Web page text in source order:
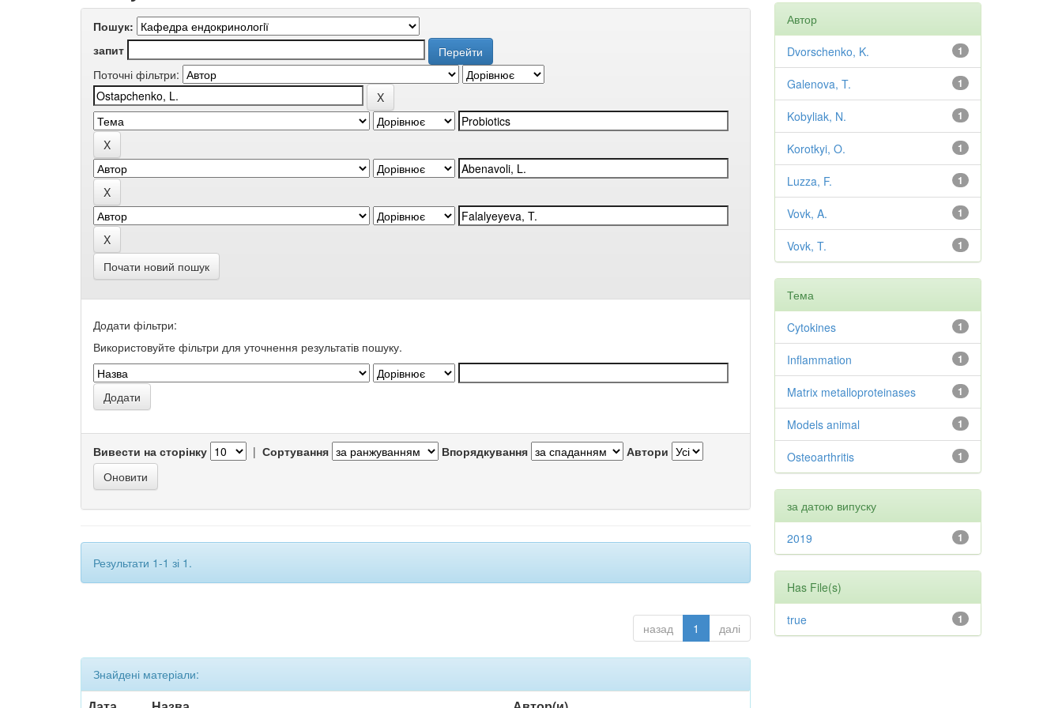
Пошук:
запит
Поточні фільтри:
Почати новий пошук
Додати фільтри:
Використовуйте фільтри для уточнення результатів пошуку.
Вивести на сторінку | Сортування Впорядкування Автори
Результати 1-1 зі 1.
назад 1 далі
Знайдені матеріали:
Автор
1
Dvorschenko, K.
1
Galenova, T.
1
Kobyliak, N.
1
Korotkyi, O.
1
Luzza, F.
1
Vovk, A.
1
Vovk, T.
Тема
1
Cytokines
1
Inflammation
1
Matrix metalloproteinases
1
Models animal
1
Osteoarthritis
за датою випуску
1
2019
Has File(s)
1
true